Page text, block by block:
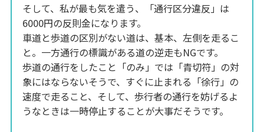
そして、私が最も気を遣う、「通行区分違反」は
6000円の反則金になります。
車道と歩道の区別がない道は、基本、左側を走るこ
と。一方通行の標識がある道の逆走もNGです。
歩道の通行をしたこと「のみ」では「青切符」の対
象にはならないそうで、すぐに止まれる「徐行」の
速度で走ること、そして、歩行者の通行を妨げるよ
うなときは一時停止することが大事だそうです。